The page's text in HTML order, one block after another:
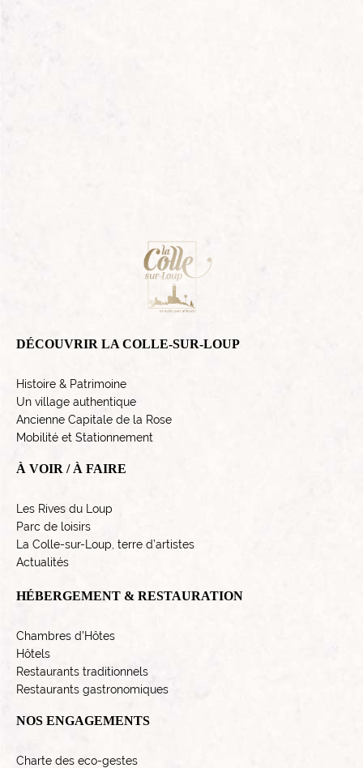
DÉCOUVRIR LA COLLE-SUR-LOUP
Histoire & Patrimoine
Un village authentique
Ancienne Capitale de la Rose
Mobilité et Stationnement
À VOIR / À FAIRE
Les Rives du Loup
Parc de loisirs
La Colle-sur-Loup, terre d’artistes
Actualités
HÉBERGEMENT & RESTAURATION
Chambres d’Hôtes
Hôtels
Restaurants traditionnels
Restaurants gastronomiques
NOS ENGAGEMENTS
Charte des eco-gestes